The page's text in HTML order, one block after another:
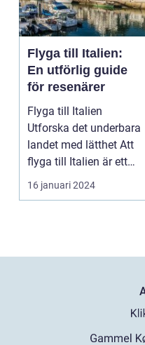
Flyga till Italien:
En utförlig guide
för resenärer
Flyga till Italien
Utforska det underbara
landet med lätthet Att
flyga till Italien är ett
fantast...
16 januari 2024